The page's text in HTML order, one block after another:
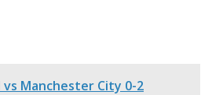
vs Manchester City 0-2